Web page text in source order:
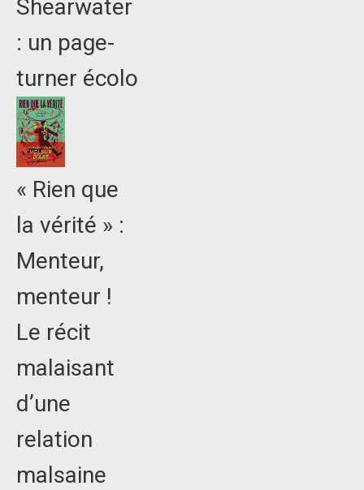
Shearwater
: un page-
turner écolo
« Rien que
la vérité » :
Menteur,
menteur !
Le récit
malaisant
d’une
relation
malsaine